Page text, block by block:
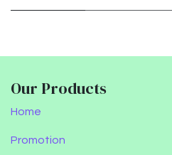
Our Products
Home
Promotion